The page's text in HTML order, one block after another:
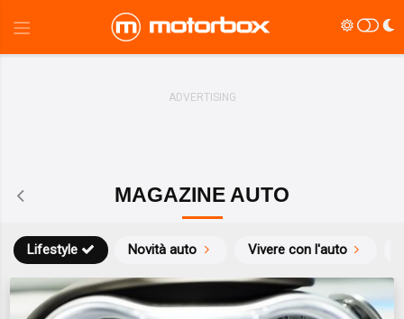
MAGAZINE AUTO
Novità auto Vivere con l'auto
Lifestyle